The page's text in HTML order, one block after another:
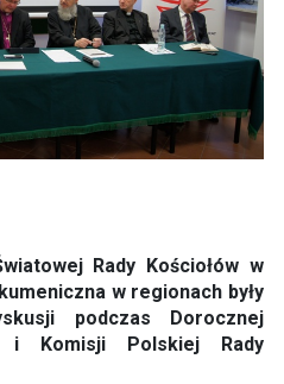
Rady Kościołów w
w regionach były
podczas Dorocznej
i Komisji Polskiej Rady